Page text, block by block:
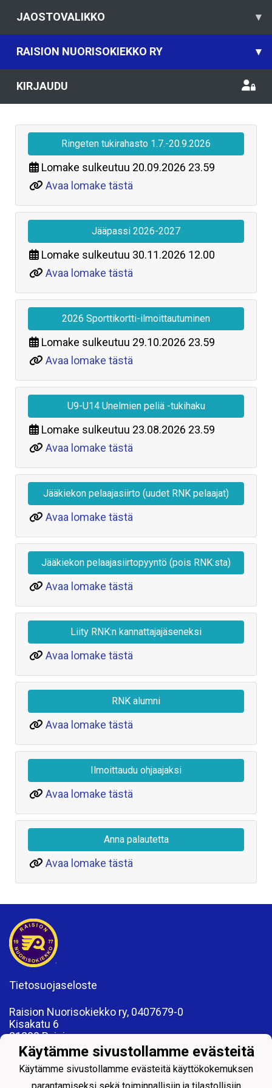
JAOSTOVALIKKO ▾
RAISION NUORISOKIEKKO RY ▾
KIRJAUDU
Ringeten tukirahasto 1.7.-20.9.2026
Lomake sulkeutuu 20.09.2026 23.59
Avaa lomake tästä
Jääpassi 2026-2027
Lomake sulkeutuu 30.11.2026 12.00
Avaa lomake tästä
2026 Sporttikortti-ilmoittautuminen
Lomake sulkeutuu 29.10.2026 23.59
Avaa lomake tästä
U9-U14 Unelmien peliä -tukihaku
Lomake sulkeutuu 23.08.2026 23.59
Avaa lomake tästä
Jääkiekon pelaajasiirto (uudet RNK pelaajat)
Avaa lomake tästä
Jääkiekon pelaajasiirtopyyntö (pois RNK:sta)
Avaa lomake tästä
Liity RNK:n kannattajajäseneksi
Avaa lomake tästä
RNK alumni
Avaa lomake tästä
Ilmoittaudu ohjaajaksi
Avaa lomake tästä
Anna palautetta
Avaa lomake tästä
Tietosuojaseloste
Raision Nuorisokiekko ry, 0407679-0
Kisakatu 6
21200 Raisio
www.rnk.fi
toimisto@rnk.fi
Käytämme sivustollamme evästeitä
Käytämme sivustollamme evästeitä käyttökokemuksen